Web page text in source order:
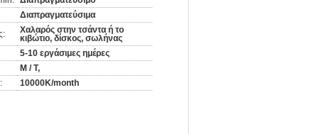
Διαπραγματεύσιμα
Χαλαρός στην τσάντα ή το
κιβώτιο, δίσκος, σωλήνας
5-10 εργάσιμες ημέρες
Μ / Τ,
10000K/month